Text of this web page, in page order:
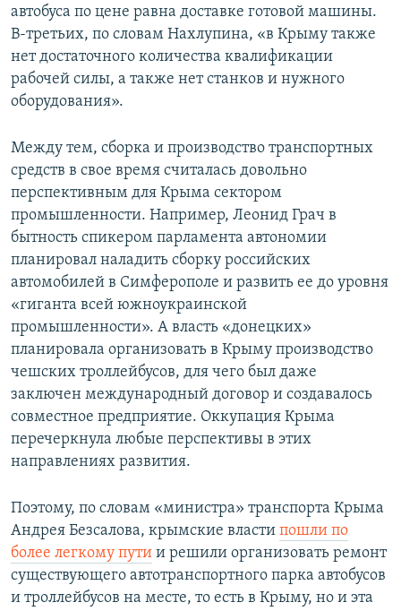
автобуса по цене равна доставке готовой машины.
В-третьих, по словам Нахлупина, «в Крыму также
нет достаточного количества квалификации
рабочей силы, а также нет станков и нужного
оборудования».
Между тем, сборка и производство транспортных
средств в свое время считалась довольно
перспективным для Крыма сектором
промышленности. Например, Леонид Грач в
бытность спикером парламента автономии
планировал наладить сборку российских
автомобилей в Симферополе и развить ее до уровня
«гиганта всей южноукраинской
промышленности». А власть «донецких»
планировала организовать в Крыму производство
чешских троллейбусов, для чего был даже
заключен международный договор и создавалось
совместное предприятие. Оккупация Крыма
перечеркнула любые перспективы в этих
направлениях развития.
Поэтому, по словам «министра» транспорта Крыма
Андрея Безсалова, крымские власти пошли по
более легкому пути и решили организовать ремонт
существующего автотранспортного парка автобусов
и троллейбусов на месте, то есть в Крыму, но и эта